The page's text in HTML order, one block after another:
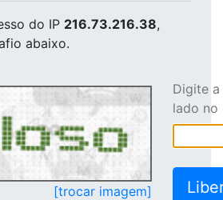
do IP 216.73.216.38,
abaixo.
[trocar imagem]
Digite
lado no